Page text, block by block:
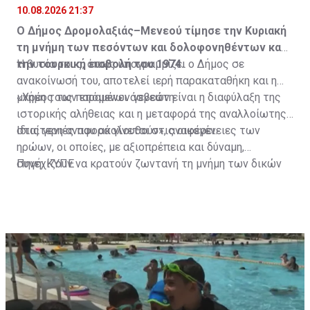
1974
10.08.2026 21:37
Ο Δήμος Δρομολαξιάς–Μενεού τίμησε την Κυριακή
τη μνήμη των πεσόντων και δολοφονηθέντων κατά
την τουρκική εισβολή του 1974.
Η θυσία τους, όπως υπογραμμίζει ο Δήμος σε
ανακοίνωσή του, αποτελεί ιερή παρακαταθήκη και η
μνήμη τους παραμένει άσβεστη.
«Χρέος των επόμενων γενεών είναι η διαφύλαξη της
ιστορικής αλήθειας και η μεταφορά της αναλλοίωτης
στις γενιές που ακολουθούν», αναφέρει.
Ιδιαίτερη αναφορά γίνεται στις οικογένειες των
ηρώων, οι οποίες, με αξιοπρέπεια και δύναμη,
συνεχίζουν να κρατούν ζωντανή τη μνήμη των δικών
Πηγή: ΚΥΠΕ